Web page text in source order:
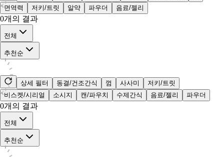
면역력
저키/트릿 알약 파우더 음료/젤리
0개의 결과
전체
추천순
상세 필터 동결/건조간식 껌 사사미
저키/트릿
비스켓/시리얼
소시지 캔/파우치 수제간식 음료/젤리 파우더
0개의 결과
전체
추천순